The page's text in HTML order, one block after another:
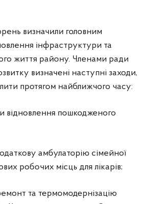
визначили головним
інфраструктури та
життя району. Членами ради
визначені наступні заходи,
протягом найближчого часу:
пошкодженого
амбулаторію сімейної
робочих місць для лікарів;
та термомодернізацію